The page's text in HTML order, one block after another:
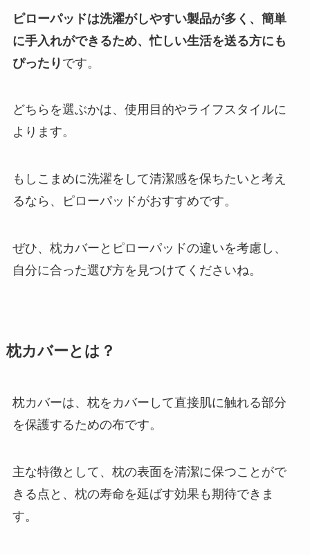
ピローパッドは洗濯がしやすい製品が多く、簡単
に手入れができるため、忙しい生活を送る方にも
ぴったり です。
どちらを選ぶかは、使用目的やライフスタイルに
よります。
もしこまめに洗濯をして清潔感を保ちたいと考え
るなら、ピローパッドがおすすめです。
ぜひ、枕カバーとピローパッドの違いを考慮し、
自分に合った選び方を見つけてくださいね。
枕カバーとは？
枕カバーは、枕をカバーして直接肌に触れる部分
を保護するための布です。
主な特徴として、枕の表面を清潔に保つことがで
きる点と、枕の寿命を延ばす効果も期待できま
す。